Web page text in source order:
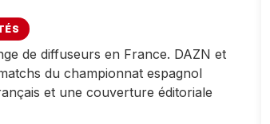
de diffuseurs en France. DAZN et
du championnat espagnol
et une couverture éditoriale